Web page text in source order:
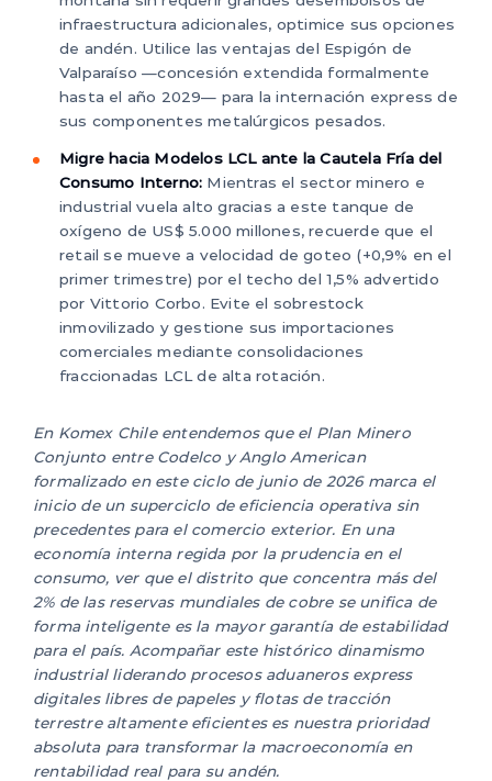
infraestructura adicionales, optimice sus opciones
de andén. Utilice las ventajas del Espigón de
Valparaíso —concesión extendida formalmente
hasta el año 2029— para la internación express de
sus componentes metalúrgicos pesados.
Migre hacia Modelos LCL ante la Cautela Fría del
Consumo Interno: Mientras el sector minero e
industrial vuela alto gracias a este tanque de
oxígeno de US$ 5.000 millones, recuerde que el
retail se mueve a velocidad de goteo (+0,9% en el
primer trimestre) por el techo del 1,5% advertido
por Vittorio Corbo. Evite el sobrestock
inmovilizado y gestione sus importaciones
comerciales mediante consolidaciones
fraccionadas LCL de alta rotación.
En Komex Chile entendemos que el Plan Minero
Conjunto entre Codelco y Anglo American
formalizado en este ciclo de junio de 2026 marca el
inicio de un superciclo de eficiencia operativa sin
precedentes para el comercio exterior. En una
economía interna regida por la prudencia en el
consumo, ver que el distrito que concentra más del
2% de las reservas mundiales de cobre se unifica de
forma inteligente es la mayor garantía de estabilidad
para el país. Acompañar este histórico dinamismo
industrial liderando procesos aduaneros express
digitales libres de papeles y flotas de tracción
terrestre altamente eficientes es nuestra prioridad
absoluta para transformar la macroeconomía en
rentabilidad real para su andén.